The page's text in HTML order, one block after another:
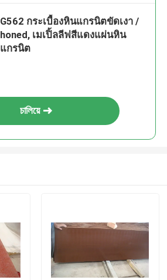
G562 กระเบื้องหินแกรนิตขัดเงา /
honed, เมเปิ้ลลีฟสีแดงแผ่นหิน
แกรนิต
চালিয়ে